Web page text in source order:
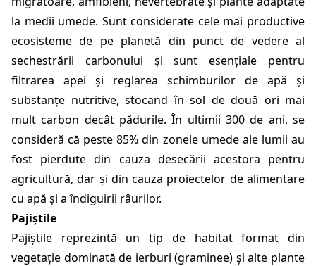
la medii umede. Sunt considerate cele mai productive
ecosisteme de pe planetă din punct de vedere al
sechestrării carbonului și sunt esențiale pentru
filtrarea apei și reglarea schimburilor de apă și
substanțe nutritive, stocand în sol de două ori mai
mult carbon decât pădurile. În ultimii 300 de ani, se
consideră că peste 85% din zonele umede ale lumii au
fost pierdute din cauza desecării acestora pentru
agricultură, dar și din cauza proiectelor de alimentare
cu apă și a îndiguirii râurilor.
Pajiștile
Pajiștile reprezintă un tip de habitat format din
vegetație dominată de ierburi (graminee) și alte plante